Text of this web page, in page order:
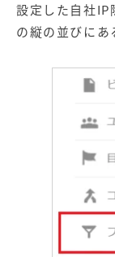
設定した自社IP
の縦の並びにあ